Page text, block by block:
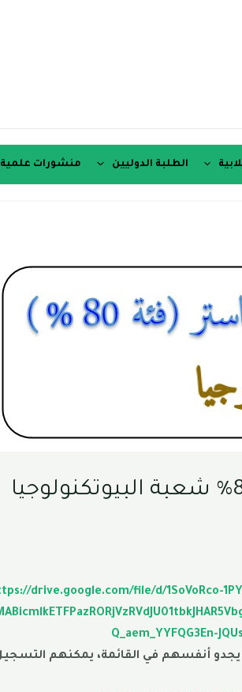
الطلبة الدوليين منشورات علمية
drive.google.com/file/d/1SoVoRco-
Q_aem_YYFQG3En-